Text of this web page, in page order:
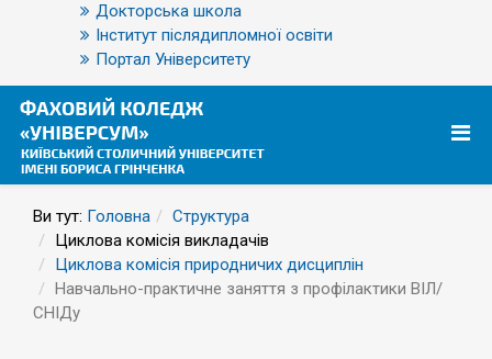
Докторська школа
Інститут післядипломної освіти
Портал Університету
Ви тут: Головна
Структура
Циклова комісія викладачів
Циклова комісія природничих дисциплін
Навчально-практичне заняття з профілактики ВІЛ/
СНІДу